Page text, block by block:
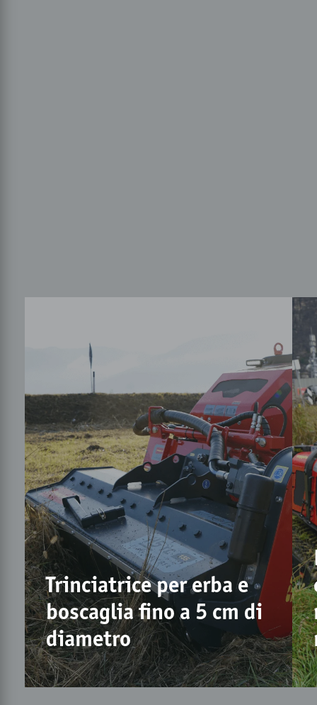
Trinciatrice per erba e
boscaglia fino a 5 cm di
diametro